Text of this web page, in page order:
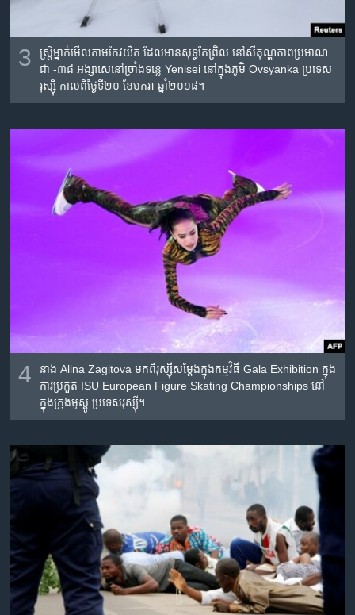
3
ស្ត្រី​ម្នាក់​មើល​តាម​កែវយឺត​ ដែល​មាន​សុទ្ធ​តែ​ព្រិល​ នៅ​សីតុណ្ហភាព​ប្រមាណ​
ជា​ -៣៨ អង្សាសេ​នៅ​ច្រាំង​ទន្លេ Yenisei នៅ​ក្នុង​ភូមិ Ovsyanka ប្រទេស​
រុស្ស៊ី កាលពី​ថ្ងៃទី២០ ខែមករា​ ឆ្នាំ២០១៨។
4
នាង Alina Zagitova មក​ពី​រុស្ស៊ី​សម្តែង​ក្នុង​កម្មវិធី Gala Exhibition ក្នុង​
ការ​ប្រកួត ISU European Figure Skating Championships នៅ
ក្នុង​ក្រុង​មូស្គូ ប្រទេស​រុស្ស៊ី។